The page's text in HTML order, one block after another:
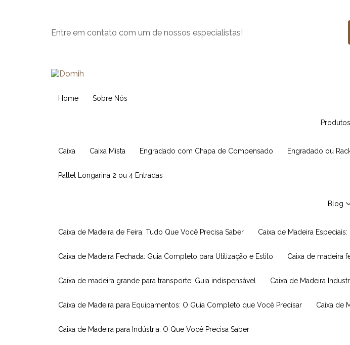
Entre em contato com um de nossos especialistas!
Home Sobre Nós
Produtos
Caixa Caixa Mista Engradado com Chapa de Compensado Engradado ou
Pallet Longarina 2 ou 4 Entradas
Blog
Caixa de Madeira de Feira: Tudo Que Você Precisa Saber Caixa de Madeira
Caixa de Madeira Fechada: Guia Completo para Utilização e Estilo Caixa de
Caixa de madeira grande para transporte: Guia indispensável Caixa de Madeira
Caixa de Madeira para Equipamentos: O Guia Completo que Você Precisar Caixa
Caixa de Madeira para Indústria: O Que Você Precisa Saber